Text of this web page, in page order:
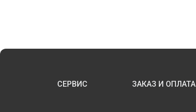
СЕРВИС ЗАКАЗ И ОПЛАТА